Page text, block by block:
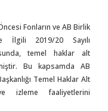
Fonların ve AB Birlik
İlgili 2019/20 Sayılı
temel haklar alt
Bu kapsamda AB
Temel Haklar Alt
izleme faaliyetlerini